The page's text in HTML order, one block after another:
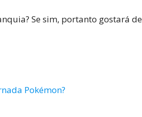
Se sim, portanto gostará
Pokémon?